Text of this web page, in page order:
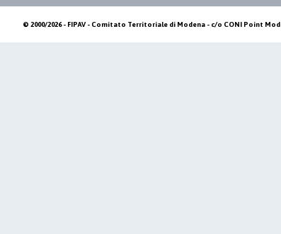
© 2000/2026 - FIPAV - Comitato Territoriale di Modena - c/o CONI Point